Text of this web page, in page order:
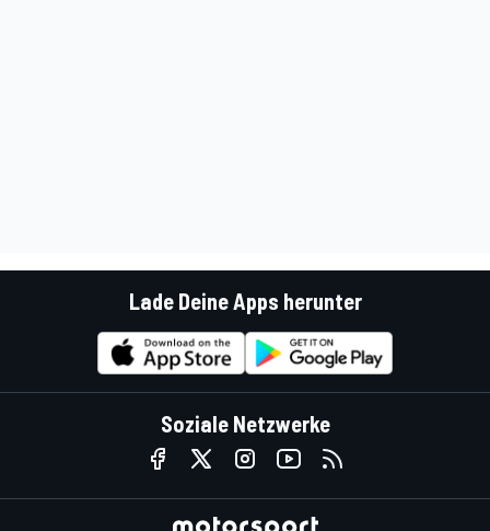
Lade Deine Apps herunter
Soziale Netzwerke